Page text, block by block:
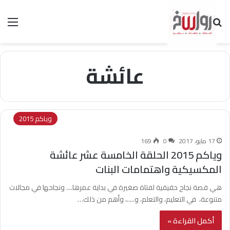
بحث عن
عائشة
وياكم 2015
17 مايو، 2017 0
169
وياكم 2015 الحلقة الخامسة عشر عائشة
المكسيكية واهتمامات البنات
هي قصة نجاح حقيقية لفتاة صغيرة في بداية عمرها.... ونجاحها في مجالات
متنوعة، في التعليم، والتعلم، و.....، وأهم من ذلك…
أكمل القراءة »